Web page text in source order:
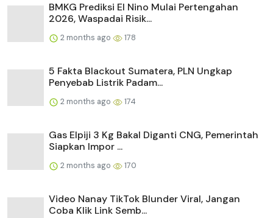
BMKG Prediksi El Nino Mulai Pertengahan
2026, Waspadai Risik...
2 months ago 178
5 Fakta Blackout Sumatera, PLN Ungkap
Penyebab Listrik Padam...
2 months ago 174
Gas Elpiji 3 Kg Bakal Diganti CNG, Pemerintah
Siapkan Impor ...
2 months ago 170
Video Nanay TikTok Blunder Viral, Jangan
Coba Klik Link Semb...